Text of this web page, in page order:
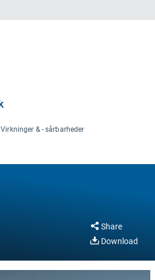
Virkninger & - sårbarheder
Share
Download